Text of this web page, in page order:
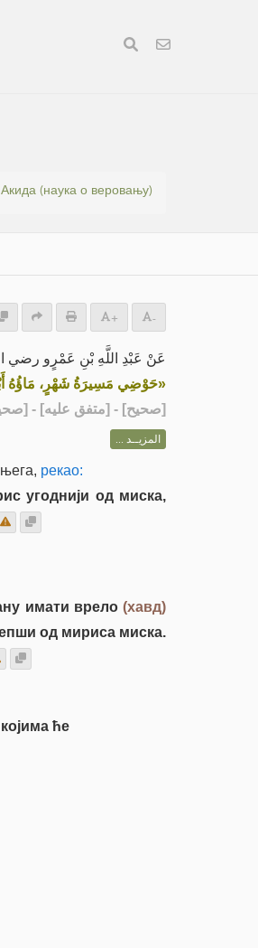
Акида (наука о веровању)
+ -
عَنْ عَبْدِ اللَّهِ بْنِ عَمْرٍو رضي
«حَوْضِي مَسِيرَةُ شَهْرٍ، مَاؤُهُ
[صحيح] - [متفق عليه] - [صحيح
المزيــد ...
рекао:
угоднији од миска,
имати врело (хавд)
од мириса миска.
ће